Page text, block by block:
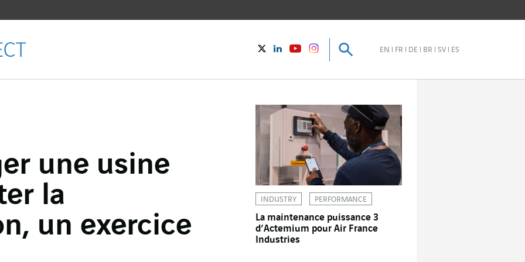
TwitterLinkedInYoutubeinstagram Recherche
EN FR DE BR SV ES
Recherche
une usine
la
un exercice
INDUSTRY PERFORMANCE
La maintenance puissance 3
d’Actemium pour Air France
Industries